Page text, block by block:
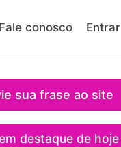
Fale conosco Entrar
sua frase ao site
destaque de hoje